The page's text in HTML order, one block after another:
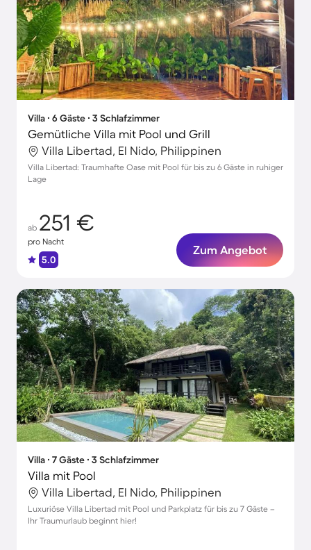
Villa ∙ 6 Gäste ∙ 3 Schlafzimmer
Gemütliche Villa mit Pool und Grill
Villa Libertad, El Nido, Philippinen
Villa Libertad: Traumhafte Oase mit Pool für bis zu 6 Gäste in ruhiger
Lage
ab 251 €
pro Nacht
5.0
Zum Angebot
Villa ∙ 7 Gäste ∙ 3 Schlafzimmer
Villa mit Pool
Villa Libertad, El Nido, Philippinen
Luxuriöse Villa Libertad mit Pool und Parkplatz für bis zu 7 Gäste –
Ihr Traumurlaub beginnt hier!